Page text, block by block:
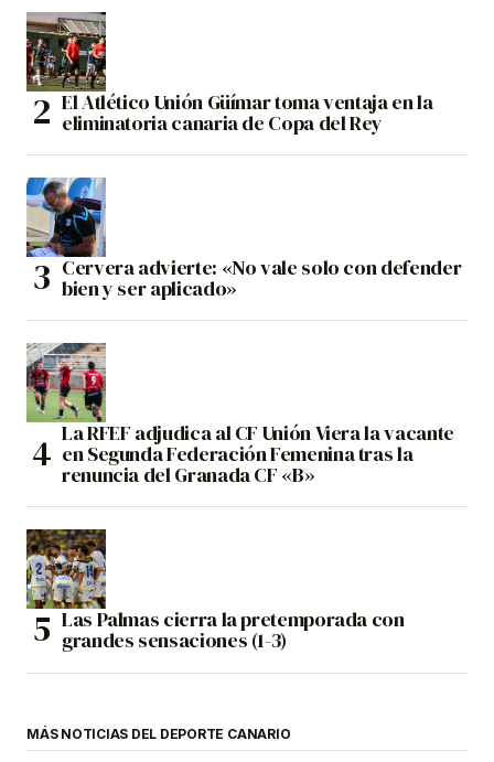
El Atlético Unión Güímar toma ventaja en la
eliminatoria canaria de Copa del Rey
Cervera advierte: «No vale solo con defender
bien y ser aplicado»
La RFEF adjudica al CF Unión Viera la vacante
en Segunda Federación Femenina tras la
renuncia del Granada CF «B»
Las Palmas cierra la pretemporada con
grandes sensaciones (1-3)
MÁS NOTICIAS DEL DEPORTE CANARIO